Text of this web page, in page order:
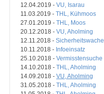
12.04.2019 - VU, Isarau
11.03.2019 - THL, Kühmoos
27.01.2019 - THL, Moos
20.12.2018 - VU, Aholming
12.11.2018 - Sicherheitswache
10.11.2018 - Infoeinsatz
25.10.2018 - Vermisstensuche
14.10.2018 - THL, Aholming
14.09.2018 - VU, Aholming
31.05.2018 - THL, Aholming